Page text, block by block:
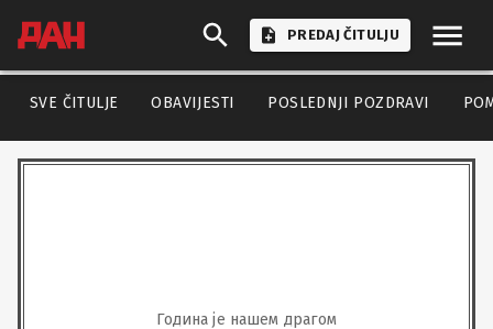
PREDAJ ČITULJU
SVE ČITULJE OBAVIJESTI POSLEDNJI POZDRAVI
Година је нашем драгом